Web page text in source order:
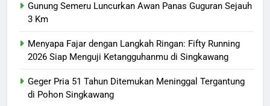
Gunung Semeru Luncurkan Awan Panas Guguran Sejauh
3 Km
Menyapa Fajar dengan Langkah Ringan: Fifty Running
2026 Siap Menguji Ketangguhanmu di Singkawang
Geger Pria 51 Tahun Ditemukan Meninggal Tergantung
di Pohon Singkawang